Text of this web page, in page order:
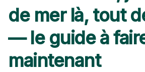
de mer là, tout
— le guide à
maintenant